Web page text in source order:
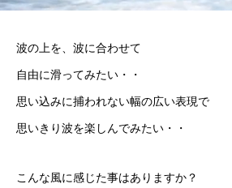
波の上を、波に合わせて
自由に滑ってみたい・・
思い込みに捕われない幅の広い表現で
思いきり波を楽しんでみたい・・
こんな風に感じた事はありますか？